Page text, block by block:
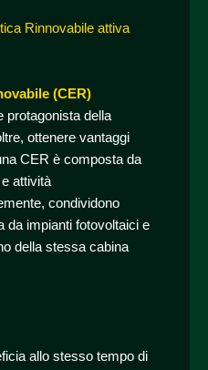
Rinnovabile attiva
(CER)
protagonista della
ottenere vantaggi
CER è composta da
attività
condividono
da impianti fotovoltaici e
della stessa cabina
allo stesso tempo di